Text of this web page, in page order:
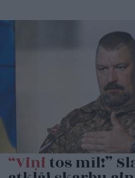
“Viņitos mīl!”